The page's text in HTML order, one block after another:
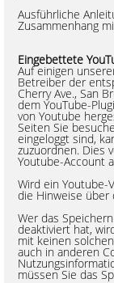
Ausführliche
Zusammenhang
Eingebettete
Auf einigen
Betreiber der
Cherry Ave., San
dem YouTube-
von Youtube
Seiten Sie
eingeloggt sind,
zuzuordnen. Dies
Youtube-Account
Wird ein Youtube-
die Hinweise über
Wer das
deaktiviert hat,
mit keinen
auch in anderen
müssen Sie das